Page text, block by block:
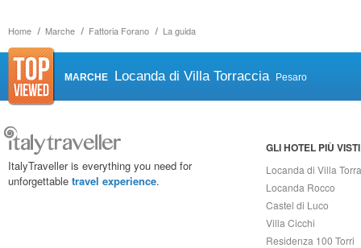
Home Marche Fattoria Forano La guida
MARCHE Locanda di Villa Torraccia Pesaro
ItalyTraveller is everything you need for
unforgettable travel experience.
GLI HOTEL PIÙ VISTI
Locanda di Villa
Locanda Rocco
Castel di Luco
Villa Cicchi
Residenza 100 Torri